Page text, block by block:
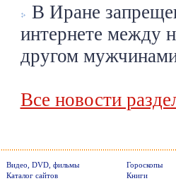
В Иране
интернете между
другом
Все новости
Видео, DVD, фильмы
Гороскопы
Каталог сайтов
Книги